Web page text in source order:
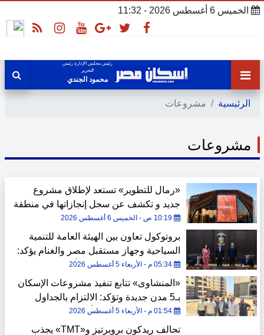
الخميس 6 أغسطس 2026 - 11:32
رئيس مجلس الإدارة رئيس
التحرير
محمود الجندي
الرئيسية مشروعات
مشروعات
«رمال للتطوير» تستعد لإطلاق مشروع
جديد و تكشف عن سجل إنجازاتها في منطقة
غرب القاهرة
10:19 ص - الخميس 6 أغسطس 2026
بروتوكول تعاون بين الهيئة العامة للتنمية
السياحية وجهاز مستقبل مصر والغنام يؤكد:
خطوة جديدة للاستفادة من أصول الدولة
05:34 م - الأربعاء 5 أغسطس 2026
«المنشاوى» تتابع تنفيذ مشروعات الإسكان
بـ5 مدن جديدة وتؤكد: الالتزام بالجداول
الزمنية ومعايير الجودة أولوية
01:54 م - الأربعاء 5 أغسطس 2026
تحالف ريدكون بروبرتيز و«TMT» يجذب